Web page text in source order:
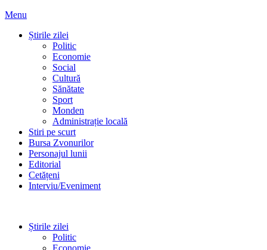
Menu
Știrile zilei
Politic
Economie
Social
Cultură
Sănătate
Sport
Monden
Administrație locală
Stiri pe scurt
Bursa Zvonurilor
Personajul lunii
Editorial
Cetățeni
Interviu/Eveniment
Știrile zilei
Politic
Economie